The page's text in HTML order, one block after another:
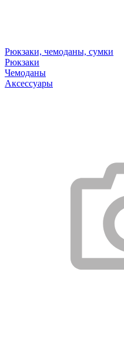
Рюкзаки, чемоданы, сумки
Рюкзаки
Чемоданы
Аксессуары